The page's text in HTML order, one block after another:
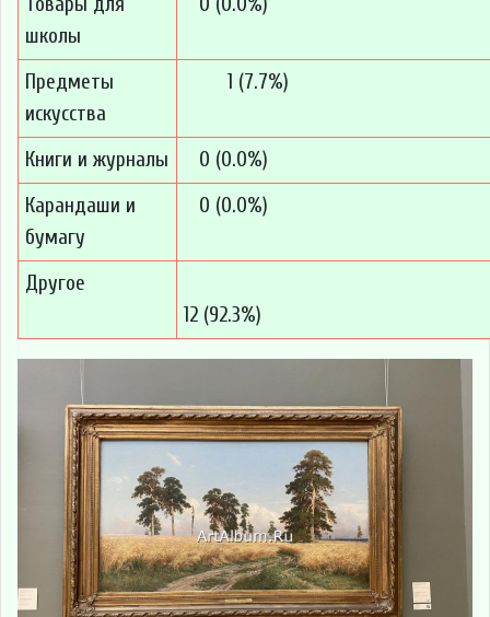
школы
Предметы
искусства
1 (7.7%)
Книги и журналы
0 (0.0%)
Карандаши и
бумагу
0 (0.0%)
Другое
12 (92.3%)